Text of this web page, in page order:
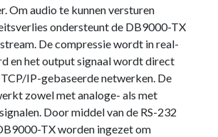
Om audio te kunnen versturen
ondersteunt de DB9000-TX
De compressie wordt in real-
en het output signaal wordt direct
IP-gebaseerde netwerken. De
zowel met analoge- als met
Door middel van de RS-232
TX worden ingezet om